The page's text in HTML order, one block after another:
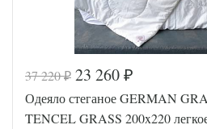
Код товара
561-472
Артикул
GG-33855
Ширина х
200х200
37 220₽ 23 260 ₽
Одеяло стеганое GERMAN
TENCEL GRASS 200x220